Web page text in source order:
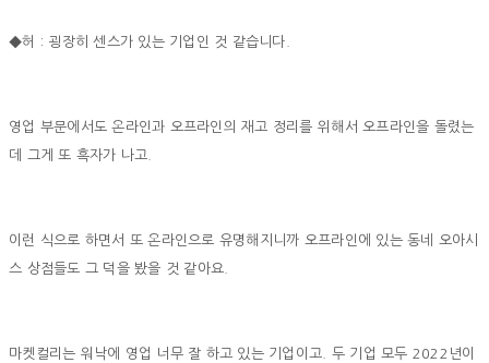
◆허 : 굉장히 센스가 있는 기업인 것 같습니다.
영업 부문에서도 온라인과 오프라인의 재고 정리를 위해서 오프라인을 돌렸는
데 그게 또 흑자가 나고.
이런 식으로 하면서 또 온라인으로 유명해지니까 오프라인에 있는 동네 오아시
스 상점들도 그 덕을 봤을 것 같아요.
마켓컬리는 워낙에 영업 너무 잘 하고 있는 기업이고. 두 기업 모두 2022년이